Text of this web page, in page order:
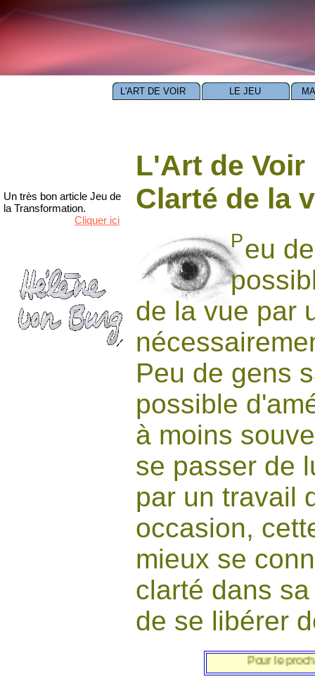
>
L'Art de Voir
Clarté de la
Peu
de la vue par
Peu de gens
possible
à moins
se passer de
par un travail
occasion,
mieux se
clarté dans
de se libérer
Pour le prochain
L'ART DE VOIR LE JEU MA
Prochain Cycle Ma
Famille - où et quand ?
Cliquer ici